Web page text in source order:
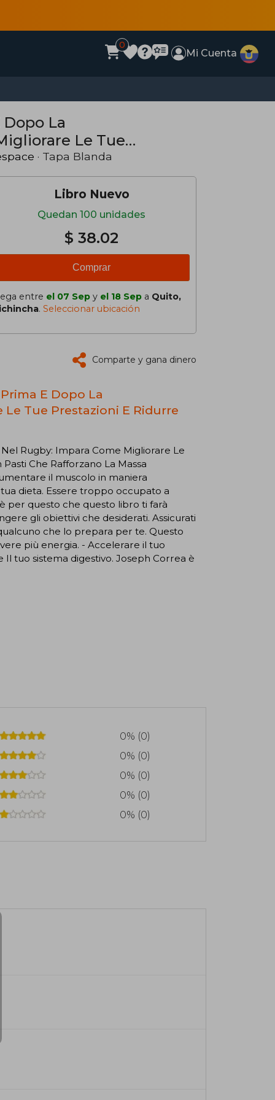
0
Mi Cuenta
La
Le Tue
Il (en Italiano)
· Tapa Blanda
Libro Nuevo
Quedan 100 unidades
$ 38.02
Comprar
entre el 07 Sep y el 18 Sep a Quito,
. Seleccionar ubicación
Comparte y gana dinero
E Dopo La
Tue Prestazioni E Ridurre
Rugby: Impara Come Migliorare Le
Che Rafforzano La Massa
il muscolo in maniera
dieta. Essere troppo occupato a
per questo che questo libro ti farà
gli obiettivi che desiderati. Assicurati
che lo prepara per te. Questo
più energia. - Accelerare il tuo
tuo sistema digestivo. Joseph Correa è
0% (0)
0% (0)
0% (0)
0% (0)
0% (0)